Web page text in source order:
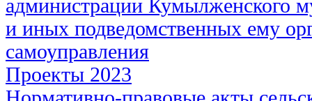
администрации Кумылженского
и иных подведомственных ему
самоуправления
Проекты 2023